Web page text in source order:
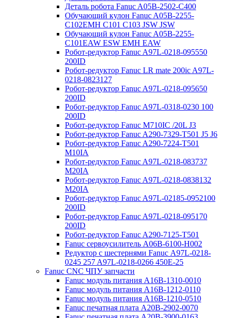
Деталь робота Fanuc A05B-2502-C400
Обучающий кулон Fanuc A05B-2255-
C102EMH C101 C103 JSW JSW
Обучающий кулон Fanuc A05B-2255-
C101EAW ESW EMH EAW
Робот-редуктор Fanuc A97L-0218-095550
200ID
Робот-редуктор Fanuc LR mate 200ic A97L-
0218-0823127
Робот-редуктор Fanuc A97L-0218-095650
200ID
Робот-редуктор Fanuc A97L-0318-0230 100
200ID
Робот-редуктор Fanuc M710IC /20L J3
Робот-редуктор Fanuc A290-7329-T501 J5 J6
Робот-редуктор Fanuc A290-7224-T501
M10IA
Робот-редуктор Fanuc A97L-0218-083737
M20IA
Робот-редуктор Fanuc A97L-0218-0838132
M20IA
Робот-редуктор Fanuc A97L-02185-0952100
200ID
Робот-редуктор Fanuc A97L-0218-095170
200ID
Робот-редуктор Fanuc A290-7125-T501
Fanuc сервоусилитель A06B-6100-H002
Редуктор с шестернями Fanuc А97L-0218-
0245 257 A97L-0218-0266 450E-25
Fanuc CNC ЧПУ запчасти
Fanuc модуль питания A16B-1310-0010
Fanuc модуль питания A16B-1212-0110
Fanuc модуль питания A16B-1210-0510
Fanuc печатная плата A20B-2902-0070